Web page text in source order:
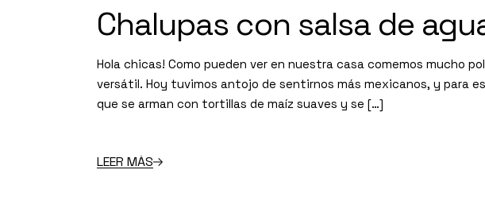
Chalupas con salsa de
Hola chicas! Como pueden ver en nuestra casa comemos mucho
versátil. Hoy tuvimos antojo de sentirnos más mexicanos, y para
que se arman con tortillas de maíz suaves y se […]
LEER MÁS